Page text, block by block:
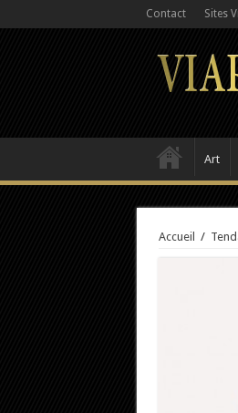
Contact Sites
Art
Accueil /